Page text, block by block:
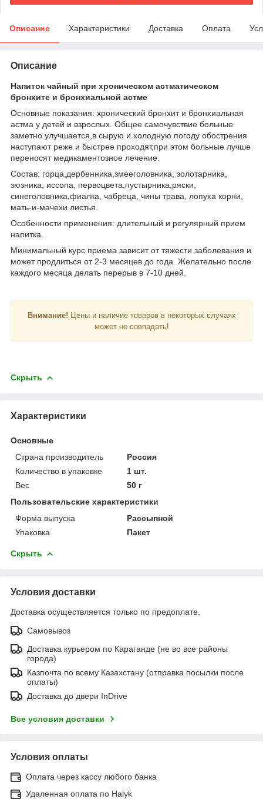
Описание Характеристики Доставка Оплата
Описание
Напиток чайный при хроническом астматическом
бронхите и бронхиальной астме
Основные показания: хронический бронхит и бронхиальная
астма у детей и взрослых. Общее самочувствие больные
заметно улучшается,в сырую и холодную погоду обострения
наступают реже и быстрее проходят,при этом больные лучше
переносят медикаментозное лечение.
Состав: горца,дербенника,змееголовника, золотарника,
зюзника, иссопа, первоцвета,пустырника,ряски,
синеголовника,фиалка, чабреца, чины трава, лопуха корни,
мать-и-мачехи листья.
Особенности применения: длительный и регулярный прием
напитка.
Минимальный курс приема зависит от тяжести заболевания и
может продлиться от 2-3 месяцев до года. Желательно после
каждого месяца делать перерыв в 7-10 дней.
Внимание! Цены и наличие товаров в некоторых случаях
может не совпадать!
Скрыть
Характеристики
Основные
Страна производитель
Россия
Количество в упаковке
1 шт.
Вес
50 г
Пользовательские характеристики
Форма выпуска
Рассыпной
Упаковка
Пакет
Скрыть
Условия доставки
Доставка осуществляется только по предоплате.
Самовывоз
Доставка курьером по Караганде (не во все районы
города)
Казпочта по всему Казахстану (отправка посылки после
оплаты)
Доставка до двери InDrive
Все условия доставки
Условия оплаты
Оплата через кассу любого банка
Удаленная оплата по Halyk